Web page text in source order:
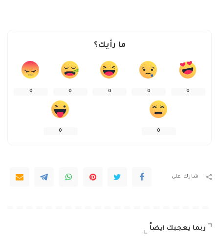
ما رأيك؟
0
0
0
0
0
0
0
شارك على
ربما يعجبك ايضاً